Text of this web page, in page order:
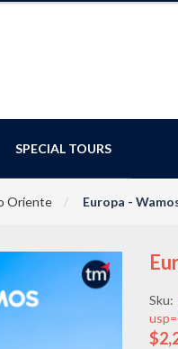
SPECIAL TOURS
Oriente Europa -
Sku: